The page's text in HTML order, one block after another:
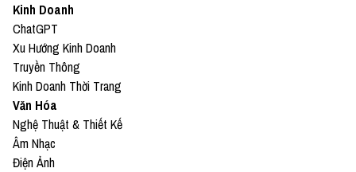
Kinh Doanh
ChatGPT
Xu Hướng Kinh Doanh
Truyền Thông
Kinh Doanh Thời Trang
Văn Hóa
Nghệ Thuật & Thiết Kế
Âm Nhạc
Điện Ảnh